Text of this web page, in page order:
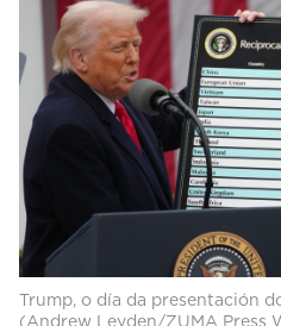
Trump, o día da presentación
(Andrew Leyden/ZUMA Press